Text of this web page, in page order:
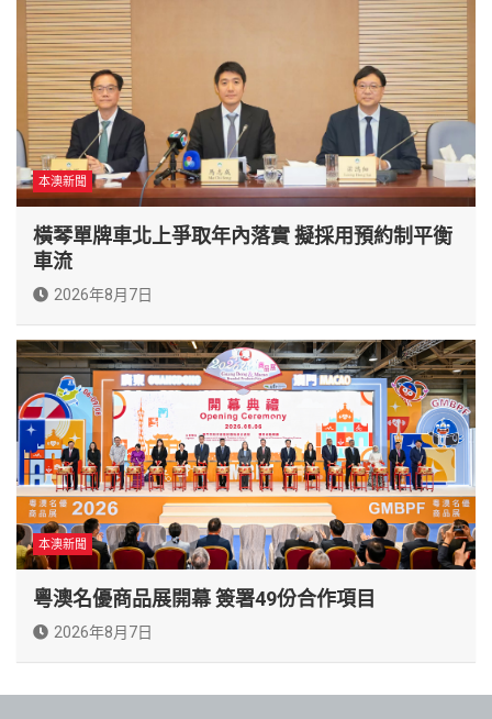
本澳新聞
橫琴單牌車北上爭取年內落實 擬採用預約制平衡
車流
2026年8月7日
本澳新聞
粵澳名優商品展開幕 簽署49份合作項目
2026年8月7日